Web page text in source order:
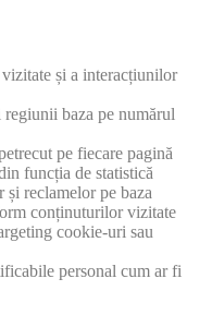
și a interacțiunilor
baza pe numărul
pe fiecare pagină
funcția de statistică
reclamelor pe baza
conținuturilor vizitate
cookie-uri sau
personal cum ar fi